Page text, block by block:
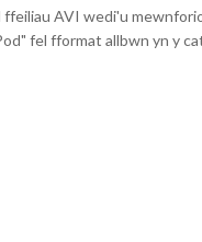
ffeiliau AVI wedi'u
fel fformat allbwn yn y